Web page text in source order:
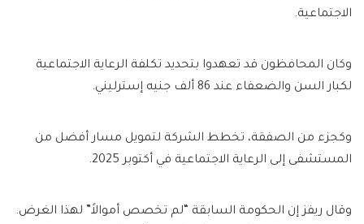
الاجتماعية.
وكان المحافظون قد تعهدوا بتحديد تكلفة الرعاية الاجتماعية
لكبار السن والضعفاء عند 86 ألف جنيه إسترليني.
وكجزء من الصفقة، تخطط الشركة لتمويل مسار أفضل من
المستشفى إلى الرعاية الاجتماعية في أكتوبر 2025.
وقال ريفز إن الحكومة السابقة “لم تخصص أموالاً” لهذا الغرض.